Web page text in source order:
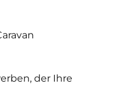
der Ihre